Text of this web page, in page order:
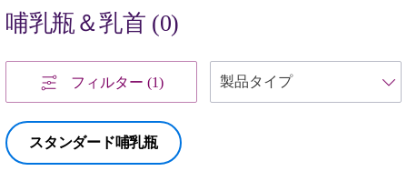
哺乳瓶＆乳首 (0)
フィルター (1)
スタンダード哺乳瓶